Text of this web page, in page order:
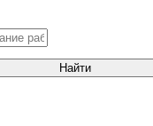
Найти